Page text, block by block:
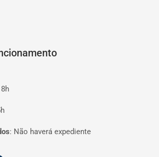
: Não haverá expediente